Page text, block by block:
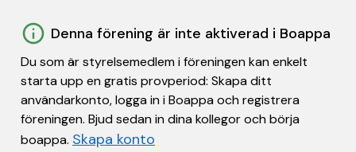
Denna förening är inte aktiverad i Boappa
Du som är styrelsemedlem i föreningen kan enkelt
starta upp en gratis provperiod: Skapa ditt
användarkonto, logga in i Boappa och registrera
föreningen. Bjud sedan in dina kollegor och börja
boappa. Skapa konto